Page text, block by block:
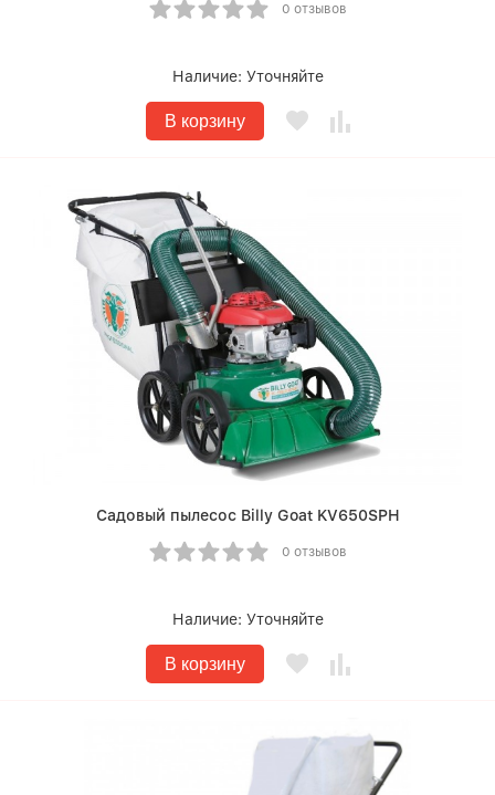
0 отзывов
Наличие: Уточняйте
В корзину
Садовый пылесос Billy Goat KV650SPH
0 отзывов
Наличие: Уточняйте
В корзину